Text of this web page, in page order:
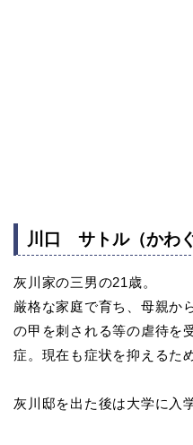
川口 サトル（かわ
灰川家の三男の21歳。
厳格な家庭で育ち、母親か
の甲を刺される等の虐待を
症。現在も症状を抑えるた
灰川邸を出た後は大学に入